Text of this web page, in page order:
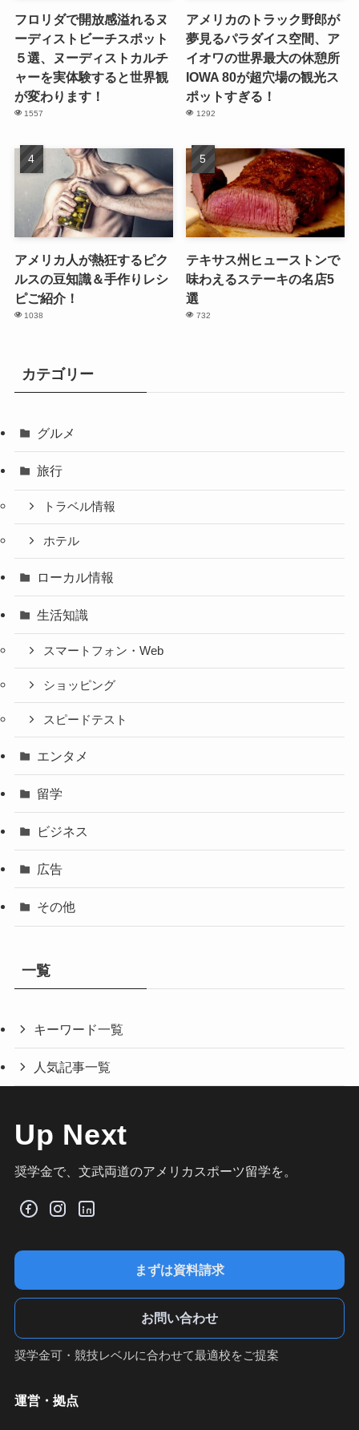
フロリダで開放感溢れるヌ
ーディストビーチスポット
５選、ヌーディストカルチ
ャーを実体験すると世界観
が変わります！
1557
アメリカのトラック野郎が
夢見るパラダイス空間、ア
イオワの世界最大の休憩所
IOWA 80が超穴場の観光ス
ポットすぎる！
1292
アメリカ人が熱狂するピク
ルスの豆知識＆手作りレシ
ピご紹介！
1038
テキサス州ヒューストンで
味わえるステーキの名店5
選
732
カテゴリー
グルメ
旅行
トラベル情報
ホテル
ローカル情報
生活知識
スマートフォン・Web
ショッピング
スピードテスト
エンタメ
留学
ビジネス
広告
その他
一覧
キーワード一覧
人気記事一覧
Up Next
奨学金で、文武両道のアメリカスポーツ留学を。
まずは資料請求
お問い合わせ
奨学金可・競技レベルに合わせて最適校をご提案
運営・拠点